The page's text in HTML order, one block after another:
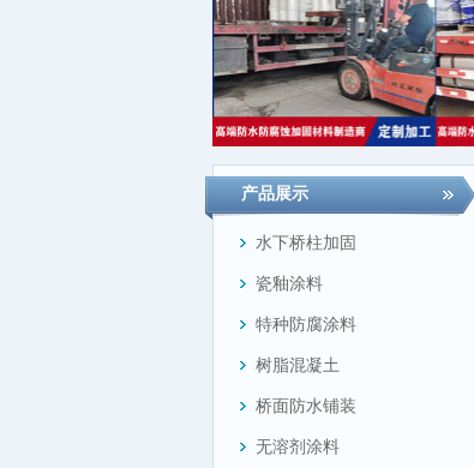
产品展示
水下桥柱加固
瓷釉涂料
特种防腐涂料
树脂混凝土
桥面防水铺装
无溶剂涂料